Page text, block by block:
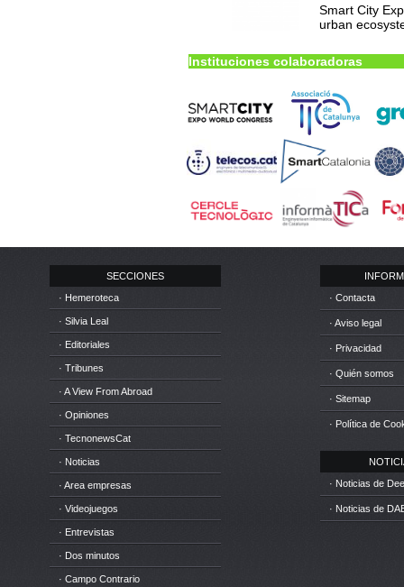
Smart City
urban
Instituciones colaboradoras
SECCIONES
· Hemeroteca
· Silvia Leal
· Editoriales
· Tribunes
· A View From Abroad
· Opiniones
· TecnonewsCat
· Noticias
· Area empresas
· Videojuegos
· Entrevistas
· Dos minutos
· Campo Contrario
· Contacta
· Aviso legal
· Privacidad
· Quién somos
· Sitemap
· Política de
· Noticias de
· Noticias de